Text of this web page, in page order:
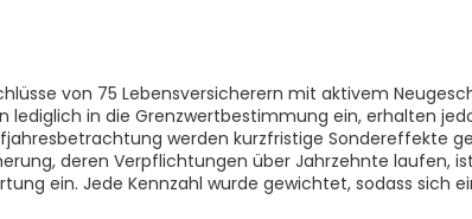
von 75 Lebensversicherern mit aktivem
in die Grenzwertbestimmung ein, erhalten
werden kurzfristige Sondereffekte
deren Verpflichtungen über Jahrzehnte laufen,
ein. Jede Kennzahl wurde gewichtet, sodass sich